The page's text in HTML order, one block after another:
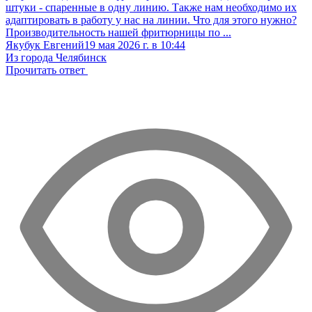
штуки - спаренные в одну линию. Также нам необходимо их
адаптировать в работу у нас на линии. Что для этого нужно?
Производительность нашей фритюрницы по ...
Якубук Евгений19 мая 2026 г. в 10:44
Из города Челябинск
Прочитать ответ